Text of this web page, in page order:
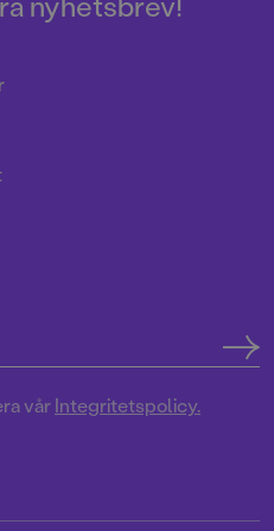
vårIntegritetspolicy.